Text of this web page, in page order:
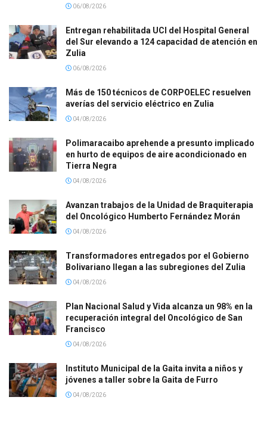
06/08/2026
Entregan rehabilitada UCI del Hospital General
del Sur elevando a 124 capacidad de atención en
Zulia
06/08/2026
Más de 150 técnicos de CORPOELEC resuelven
averías del servicio eléctrico en Zulia
04/08/2026
Polimaracaibo aprehende a presunto implicado
en hurto de equipos de aire acondicionado en
Tierra Negra
04/08/2026
Avanzan trabajos de la Unidad de Braquiterapia
del Oncológico Humberto Fernández Morán
04/08/2026
Transformadores entregados por el Gobierno
Bolivariano llegan a las subregiones del Zulia
04/08/2026
Plan Nacional Salud y Vida alcanza un 98% en la
recuperación integral del Oncológico de San
Francisco
04/08/2026
Instituto Municipal de la Gaita invita a niños y
jóvenes a taller sobre la Gaita de Furro
04/08/2026